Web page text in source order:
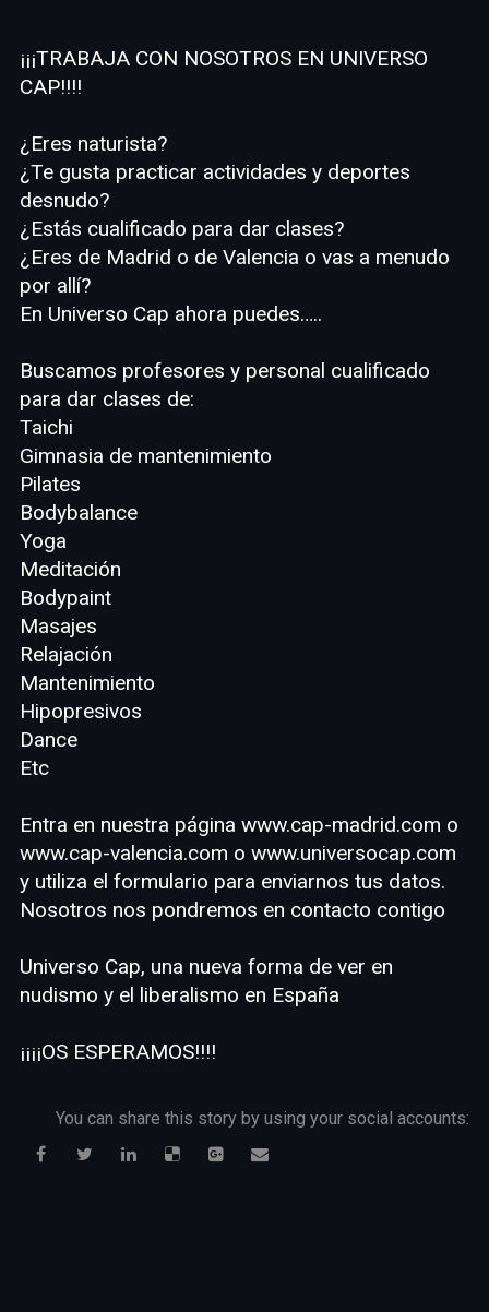
¡¡¡TRABAJA CON NOSOTROS EN UNIVERSO
CAP!!!!
¿Eres naturista?
¿Te gusta practicar actividades y deportes
desnudo?
¿Estás cualificado para dar clases?
¿Eres de Madrid o de Valencia o vas a menudo
por allí?
En Universo Cap ahora puedes…..
Buscamos profesores y personal cualificado
para dar clases de:
Taichi
Gimnasia de mantenimiento
Pilates
Bodybalance
Yoga
Meditación
Bodypaint
Masajes
Relajación
Mantenimiento
Hipopresivos
Dance
Etc
Entra en nuestra página www.cap-madrid.com o
www.cap-valencia.com o www.universocap.com
y utiliza el formulario para enviarnos tus datos.
Nosotros nos pondremos en contacto contigo
Universo Cap, una nueva forma de ver en
nudismo y el liberalismo en España
¡¡¡¡OS ESPERAMOS!!!!
You can share this story by using your social accounts: